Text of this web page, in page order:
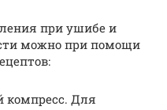
при ушибе и
можно при помощи
компресс. Для